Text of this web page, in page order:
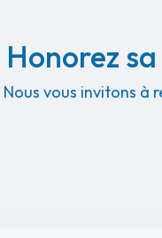
Honorez
Nous vous invitons à